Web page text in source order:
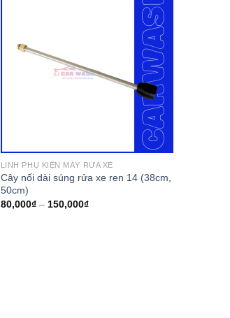
LINH PHỤ KIỆN MÁY RỬA XE
Cây nối dài súng rửa xe ren 14 (38cm,
50cm)
80,000₫– 150,000₫